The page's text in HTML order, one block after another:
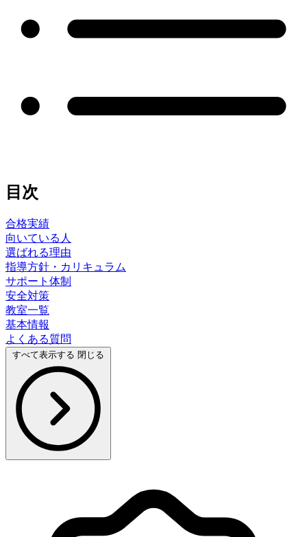
目次
合格実績
向いている人
選ばれる理由
指導方針・カリキュラム
サポート体制
安全対策
教室一覧
基本情報
よくある質問
すべて表示する 閉じる